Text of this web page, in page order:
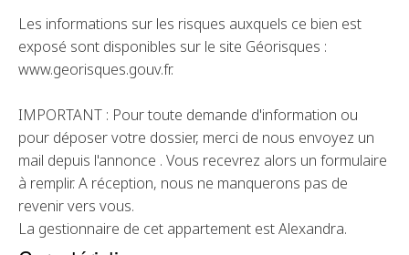
Les informations sur les risques auxquels ce bien est
exposé sont disponibles sur le site Géorisques :
www.georisques.gouv.fr.
IMPORTANT : Pour toute demande d'information ou
pour déposer votre dossier, merci de nous envoyez un
mail depuis l'annonce . Vous recevrez alors un formulaire
à remplir. A réception, nous ne manquerons pas de
revenir vers vous.
La gestionnaire de cet appartement est Alexandra.